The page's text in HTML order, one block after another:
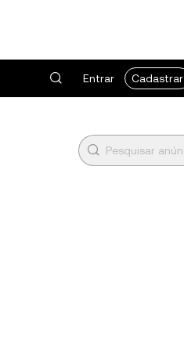
Entrar Cadastrar